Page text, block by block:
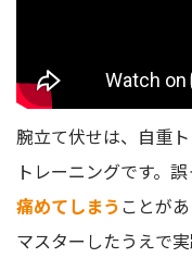
腕立て伏せは、自重
トレーニングです。
痛めてしまう ことが
マスターしたうえで実